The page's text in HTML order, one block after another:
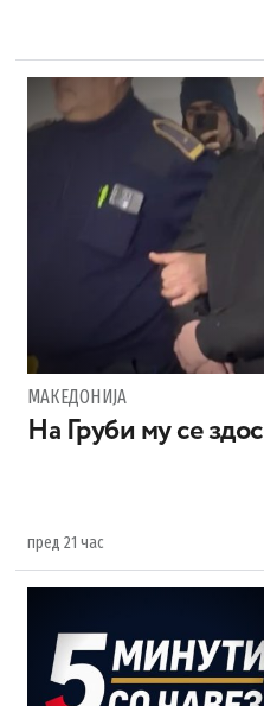
МАКЕДОНИЈА
На Груби му се
пред 21 час